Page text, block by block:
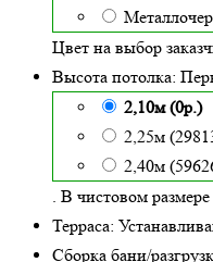
Цвет на выбор
Высота потолка:
2,10м (0р.)
2,25м
2,40м
. В чистовом
Терраса:
Сборка бани/